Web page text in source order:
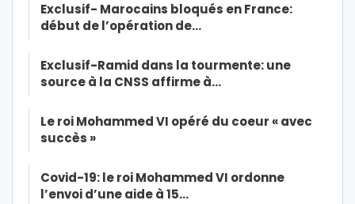
Exclusif- Marocains bloqués en France:
début de l’opération de…
Exclusif-Ramid dans la tourmente: une
source à la CNSS affirme à…
Le roi Mohammed VI opéré du coeur « avec
succès »
Covid-19: le roi Mohammed VI ordonne
l’envoi d’une aide à 15…